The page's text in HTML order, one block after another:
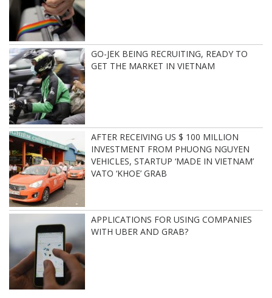
GO-JEK BEING RECRUITING, READY TO
GET THE MARKET IN VIETNAM
AFTER RECEIVING US $ 100 MILLION
INVESTMENT FROM PHUONG NGUYEN
VEHICLES, STARTUP ‘MADE IN VIETNAM’
VATO ‘KHOE’ GRAB
APPLICATIONS FOR USING COMPANIES
WITH UBER AND GRAB?